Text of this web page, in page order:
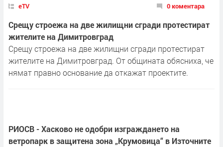
eTV 0 коментара
Срещу строежа на две жилищни сгради протестират
жителите на Димитровград
Срещу строежа на две жилищни сгради протестират
жителите на Димитровград. От общината обясниха, че
нямат правно основание да откажат проектите.
РИОСВ - Хасково не одобри изграждането на
ветропарк в защитена зона „Крумовица“ в Източните